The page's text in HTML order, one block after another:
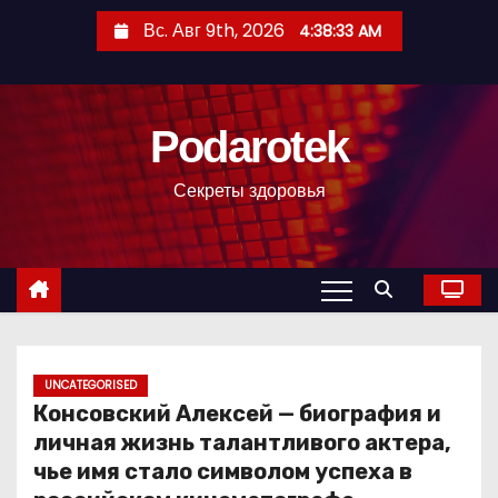
с
Вс. Авг 9th, 2026 4:38:34 AM
Podarotek
Секреты здоровья
UNCATEGORISED
Консовский Алексей — биография и
личная жизнь талантливого актера,
чье имя стало символом успеха в